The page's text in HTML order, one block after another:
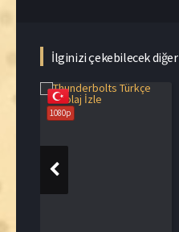
İlginizi çekebilecek
1080p